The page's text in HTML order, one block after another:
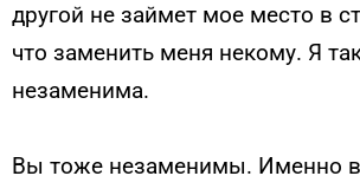
другой не займет мое место в
что заменить меня некому. Я
незаменима.
Вы тоже незаменимы. Именно